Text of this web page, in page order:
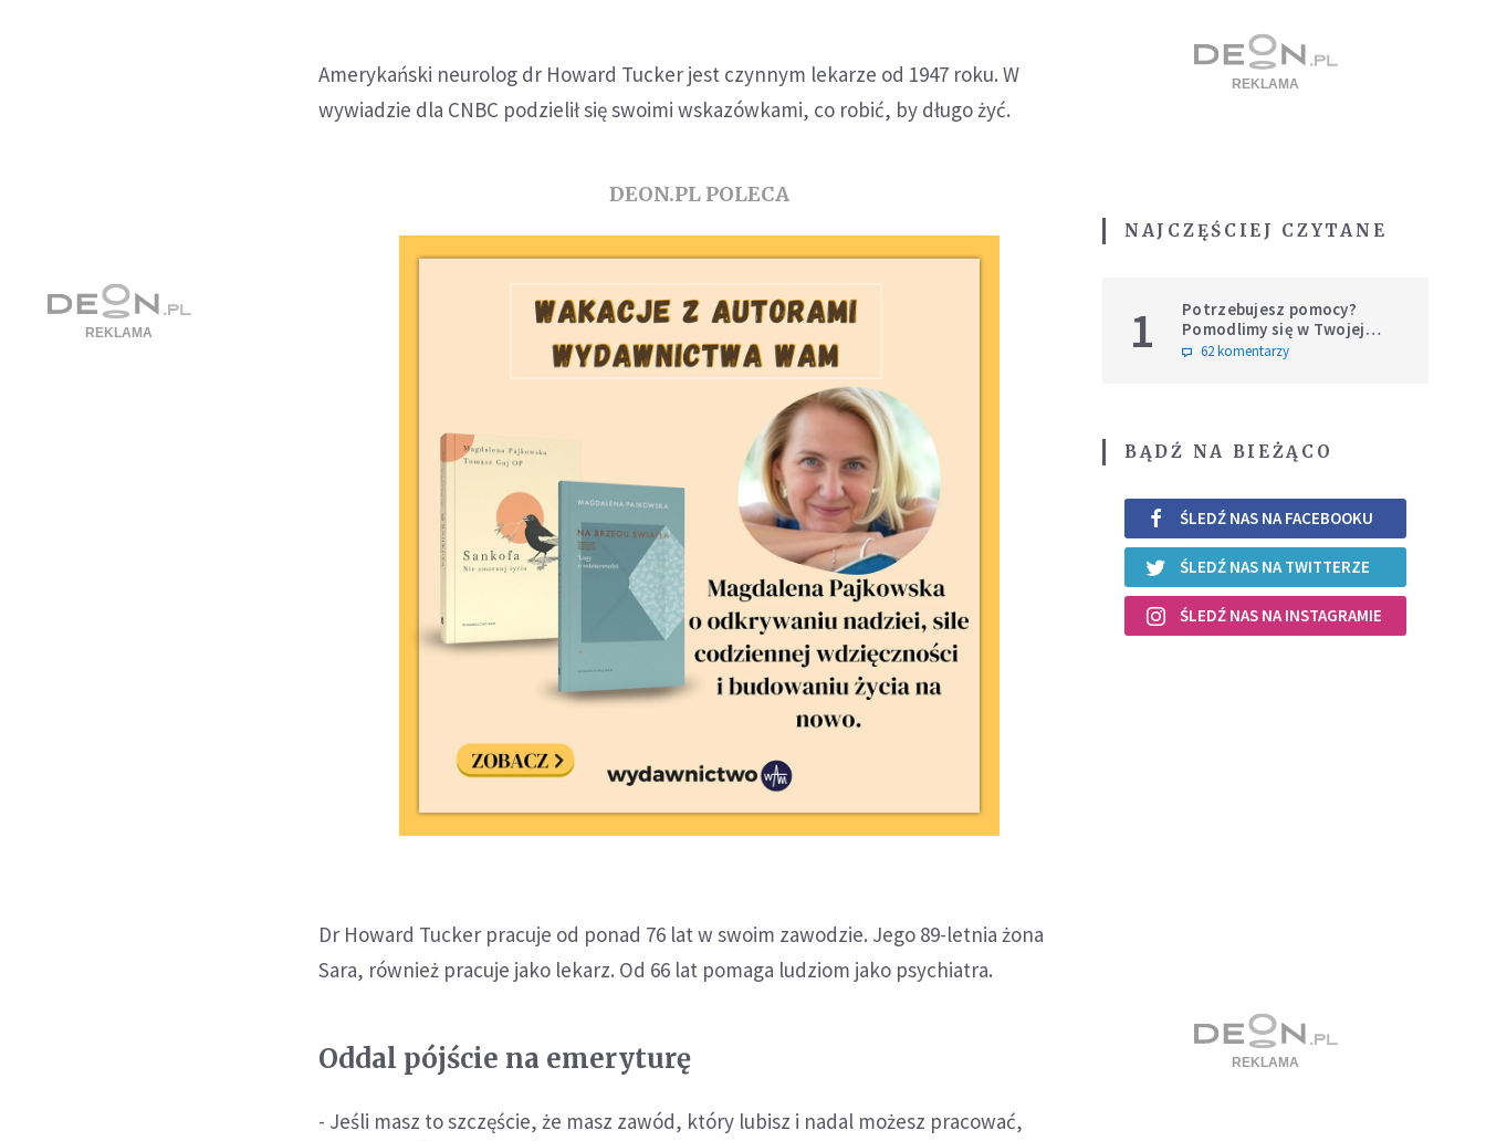
Amerykański neurolog dr Howard Tucker jest czynnym lekarze od 1947 roku. W
wywiadzie dla CNBC podzielił się swoimi wskazówkami, co robić, by długo żyć.
DEON.PL POLECA
Dr Howard Tucker pracuje od ponad 76 lat w swoim zawodzie. Jego 89-letnia żona
Sara, również pracuje jako lekarz. Od 66 lat pomaga ludziom jako psychiatra.
Oddal pójście na emeryturę
- Jeśli masz to szczęście, że masz zawód, który lubisz i nadal możesz pracować,
NAJCZĘŚCIEJ CZYTANE
1
Potrzebujesz pomocy?
Pomodlimy się w Twojej
intencji
62 komentarzy
BĄDŹ NA BIEŻĄCO
ŚLEDŹ NAS NA FACEBOOKU
ŚLEDŹ NAS NA TWITTERZE
ŚLEDŹ NAS NA INSTAGRAMIE